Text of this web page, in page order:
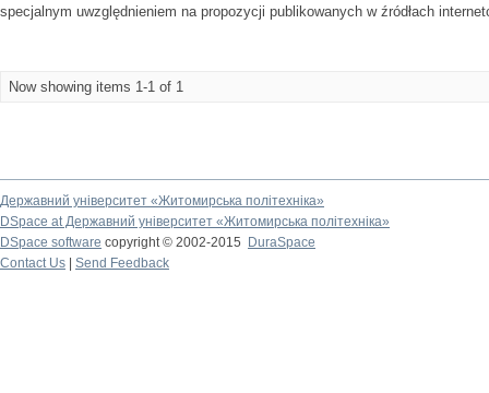
specjalnym uwzględnieniem na propozycji publikowanych w źródłach
Now showing items 1-1 of 1
Державний університет «Житомирська політехніка»
DSpace at Державний університет «Житомирська політехніка»
DSpace software copyright © 2002-2015
DuraSpace
Contact Us
Send Feedback